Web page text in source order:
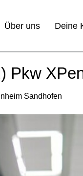
Über uns Deine
Pkw
Sandhofen